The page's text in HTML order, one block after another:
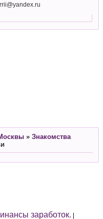
» Знакомства
заработок. |